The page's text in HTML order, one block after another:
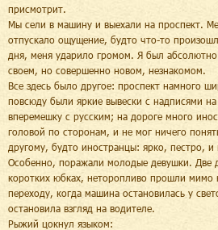
присмотрит.
Мы сели в машину и выехали на проспект.
отпускало ощущение, будто что-то
дня, меня ударило громом. Я был
своем, но совершенно новом, незнакомом.
Все здесь было другое: проспект намного
повсюду были яркие вывески с надписями на
вперемешку с русским; на дороге много
головой по сторонам, и не мог ничего
другому, будто иностранцы: ярко, пестро, и
Особенно, поражали молодые девушки. Две
коротких юбках, неторопливо прошли мимо
переходу, когда машина остановилась у
остановила взгляд на водителе.
Рыжий цокнул языком: